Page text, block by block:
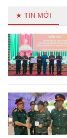
★ TIN MỚI